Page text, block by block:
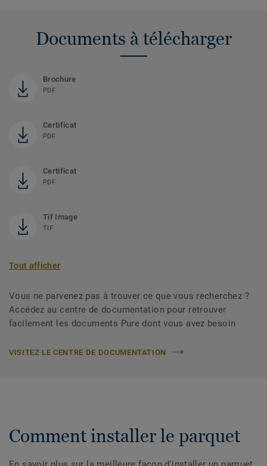
Documents à télécharger
Brochure
PDF
Certificat
PDF
Certificat
PDF
Tif Image
TIF
Tout afficher
Vous ne parvenez pas à trouver ce que vous recherchez ?
Accédez au centre de documentation pour retrouver
facilement les documents Pure dont vous avez besoin
VISITEZ LE CENTRE DE DOCUMENTATION
Comment installer le parquet